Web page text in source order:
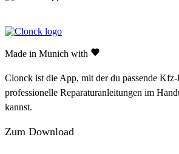
Made in Munich with
Clonck ist die App, mit der du passende Kfz-
professionelle Reparaturanleitungen im
kannst.
Zum Download